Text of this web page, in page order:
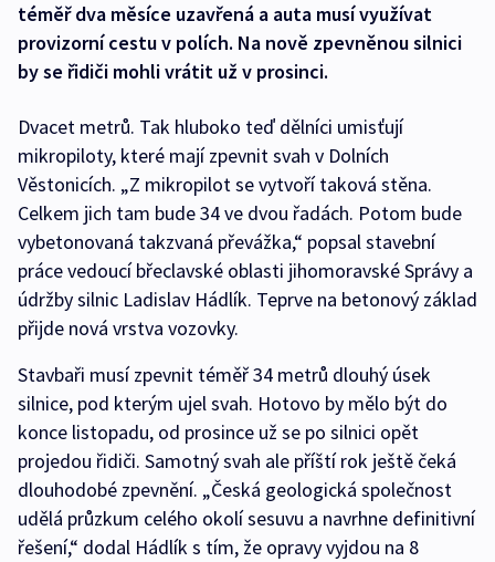
téměř dva měsíce uzavřená a auta musí využívat
provizorní cestu v polích. Na nově zpevněnou silnici
by se řidiči mohli vrátit už v prosinci.
Dvacet metrů. Tak hluboko teď dělníci umisťují
mikropiloty, které mají zpevnit svah v Dolních
Věstonicích. „Z mikropilot se vytvoří taková stěna.
Celkem jich tam bude 34 ve dvou řadách. Potom bude
vybetonovaná takzvaná převážka,“ popsal stavební
práce vedoucí břeclavské oblasti jihomoravské Správy a
údržby silnic Ladislav Hádlík. Teprve na betonový základ
přijde nová vrstva vozovky.
Stavbaři musí zpevnit téměř 34 metrů dlouhý úsek
silnice, pod kterým ujel svah. Hotovo by mělo být do
konce listopadu, od prosince už se po silnici opět
projedou řidiči. Samotný svah ale příští rok ještě čeká
dlouhodobé zpevnění. „Česká geologická společnost
udělá průzkum celého okolí sesuvu a navrhne definitivní
řešení,“ dodal Hádlík s tím, že opravy vyjdou na 8